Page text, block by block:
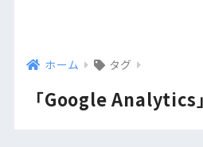
ホーム タグ
「Google Analytics